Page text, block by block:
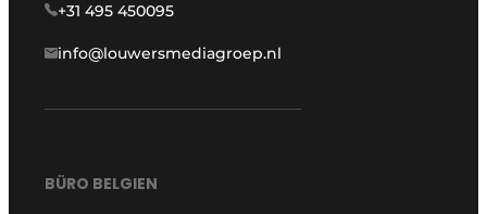
+31 495 450095
info@louwersmediagroep.nl
BÜRO BELGIEN